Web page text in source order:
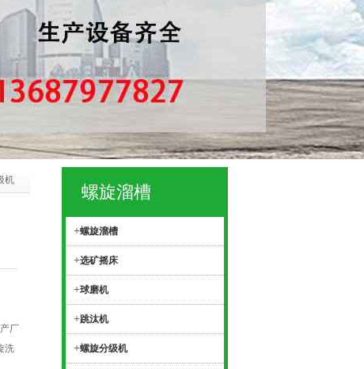
机
厂
洗
螺旋溜槽
+螺旋溜槽
+选矿摇床
+球磨机
+跳汰机
+螺旋分级机